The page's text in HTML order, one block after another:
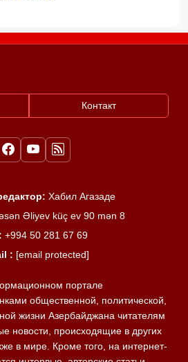
Контакт
Хабил Агазаде
Əliyev küç ev 90 mən 8
+994 50 281 67 69
: [email protected]
портале
общественной, политической,
жизни Азербайджана читателям
новости, происходящие в других
в мире. Кроме того, на интернет-